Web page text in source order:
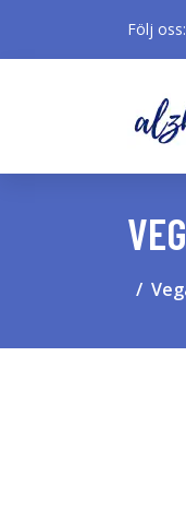
Följ oss: